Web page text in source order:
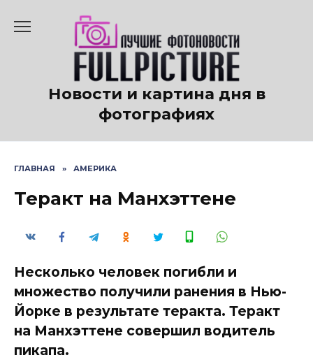
содержанию
Новости и картина дня в
фотографиях
ГЛАВНАЯ » АМЕРИКА
Теракт на Манхэттене
Несколько человек погибли и
множество получили ранения в Нью-
Йорке в результате теракта. Теракт
на Манхэттене совершил водитель
пикапа.